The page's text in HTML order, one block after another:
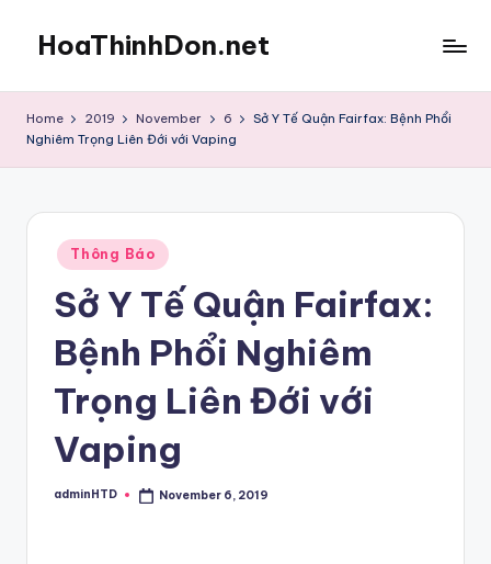
content
HoaThinhDon.net
in
Home 2019 November 6
Sở Y Tế Quận Fairfax: Bệnh Phổi
Nghiêm Trọng Liên Đới với Vaping
Posted
in
Thông Báo
Sở Y Tế Quận Fairfax:
Bệnh Phổi Nghiêm
Trọng Liên Đới với
Vaping
Posted
adminHTD November 6, 2019